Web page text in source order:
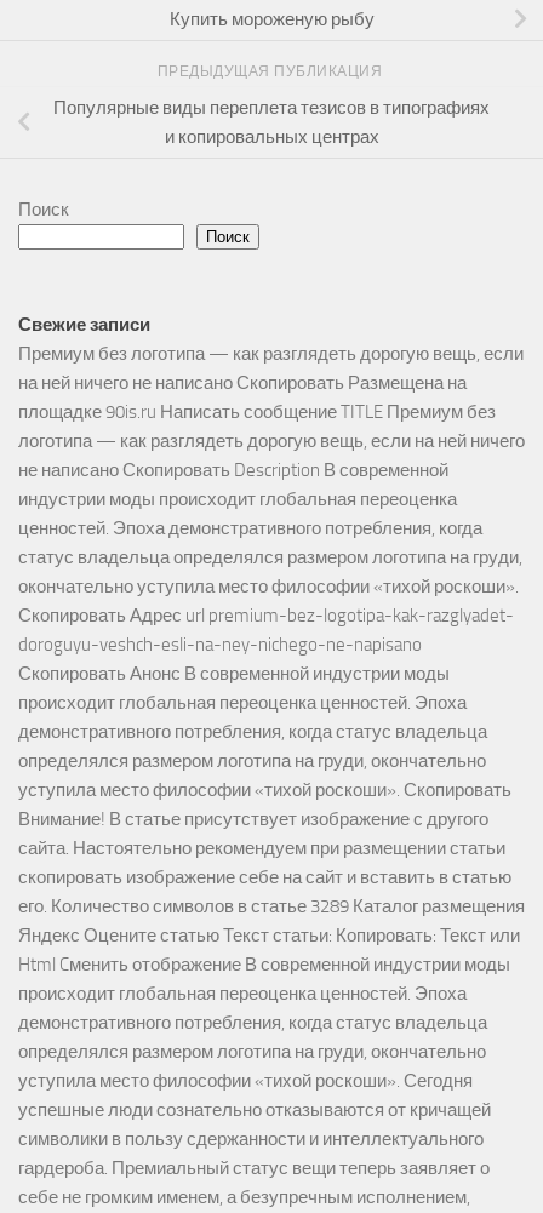
Купить мороженую рыбу
ПРЕДЫДУЩАЯ ПУБЛИКАЦИЯ
Популярные виды переплета тезисов в типографиях
и копировальных центрах
Поиск
Поиск
Свежие записи
Премиум без логотипа — как разглядеть дорогую вещь, если
на ней ничего не написано Скопировать Размещена на
площадке 90is.ru Написать сообщение TITLE Премиум без
логотипа — как разглядеть дорогую вещь, если на ней ничего
не написано Скопировать Description В современной
индустрии моды происходит глобальная переоценка
ценностей. Эпоха демонстративного потребления, когда
статус владельца определялся размером логотипа на груди,
окончательно уступила место философии «тихой роскоши».
Скопировать Адрес url premium-bez-logotipa-kak-razglyadet-
doroguyu-veshch-esli-na-ney-nichego-ne-napisano
Скопировать Анонс В современной индустрии моды
происходит глобальная переоценка ценностей. Эпоха
демонстративного потребления, когда статус владельца
определялся размером логотипа на груди, окончательно
уступила место философии «тихой роскоши». Скопировать
Внимание! В статье присутствует изображение с другого
сайта. Настоятельно рекомендуем при размещении статьи
скопировать изображение себе на сайт и вставить в статью
его. Количество символов в статье 3289 Каталог размещения
Яндекс Оцените статью Текст статьи: Копировать: Текст или
Html Cменить отображение В современной индустрии моды
происходит глобальная переоценка ценностей. Эпоха
демонстративного потребления, когда статус владельца
определялся размером логотипа на груди, окончательно
уступила место философии «тихой роскоши». Сегодня
успешные люди сознательно отказываются от кричащей
символики в пользу сдержанности и интеллектуального
гардероба. Премиальный статус вещи теперь заявляет о
себе не громким именем, а безупречным исполнением,